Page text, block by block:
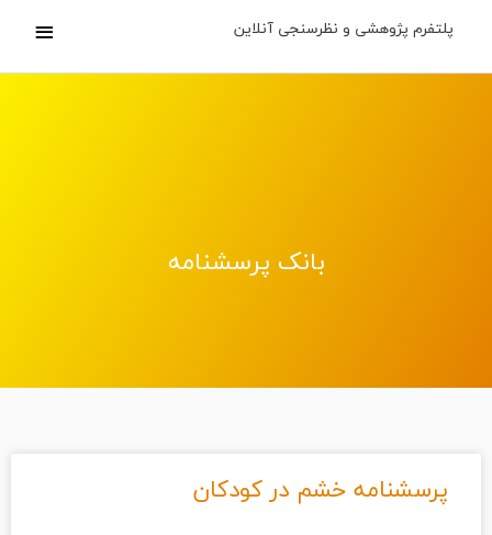
پلتفرم پژوهشی و نظرسنجی آنلاین
بانک پرسشنامه
پرسشنامه خشم در کودکان